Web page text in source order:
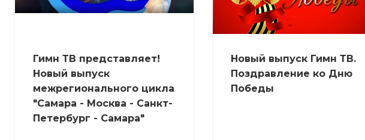
Гимн ТВ представляет!
Новый выпуск
межрегионального цикла
"Самара - Москва - Санкт-
Петербург - Самара"
Новый выпуск Гимн ТВ.
Поздравление ко Дню
Победы